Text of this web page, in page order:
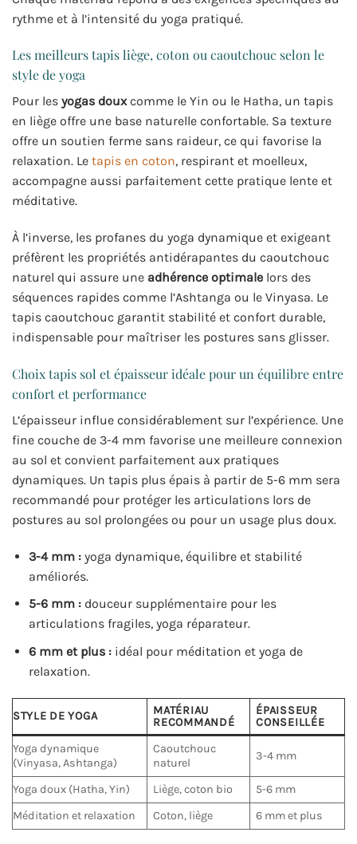
rythme et à l’intensité du yoga pratiqué.
Les meilleurs tapis liège, coton ou caoutchouc selon le
style de yoga
Pour les yogas douxcomme le Yin ou le Hatha, un tapis
en liège offre une base naturelle confortable. Sa texture
offre un soutien ferme sans raideur, ce qui favorise la
relaxation. Le tapis en coton, respirant et moelleux,
accompagne aussi parfaitement cette pratique lente et
méditative.
À l’inverse, les profanes du yoga dynamique et exigeant
préfèrent les propriétés antidérapantes du caoutchouc
naturel qui assure une adhérence optimale lors des
séquences rapides comme l’Ashtanga ou le Vinyasa. Le
tapis caoutchouc garantit stabilité et confort durable,
indispensable pour maîtriser les postures sans glisser.
Choix tapis sol et épaisseur idéale pour un équilibre entre
confort et performance
L’épaisseur influe considérablement sur l’expérience. Une
fine couche de 3-4 mm favorise une meilleure connexion
au sol et convient parfaitement aux pratiques
dynamiques. Un tapis plus épais à partir de 5-6 mm sera
recommandé pour protéger les articulations lors de
postures au sol prolongées ou pour un usage plus doux.
3-4 mm :yoga dynamique, équilibre et stabilité
améliorés.
5-6 mm :douceur supplémentaire pour les
articulations fragiles, yoga réparateur.
6 mm et plus :idéal pour méditation et yoga de
relaxation.
STYLE DE YOGA
MATÉRIAU
RECOMMANDÉ
ÉPAISSEUR
CONSEILLÉE
Yoga dynamique
(Vinyasa, Ashtanga)
Caoutchouc
naturel
3-4 mm
Yoga doux (Hatha, Yin) Liège, coton bio
5-6 mm
Méditation et relaxation
Coton, liège 6 mm et plus